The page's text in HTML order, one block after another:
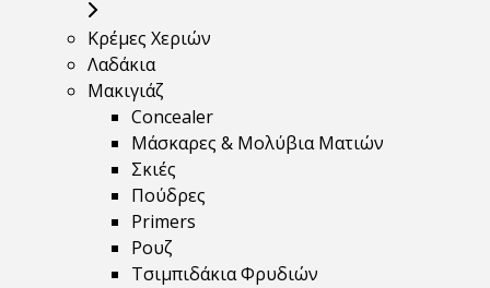
Κρέμες Χεριών
Λαδάκια
Μακιγιάζ
Concealer
Μάσκαρες & Μολύβια Ματιών
Σκιές
Πούδρες
Primers
Ρουζ
Τσιμπιδάκια Φρυδιών